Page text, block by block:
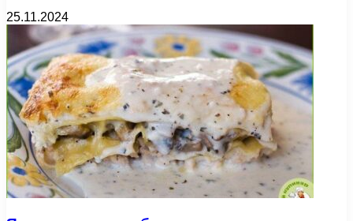
25.11.2024